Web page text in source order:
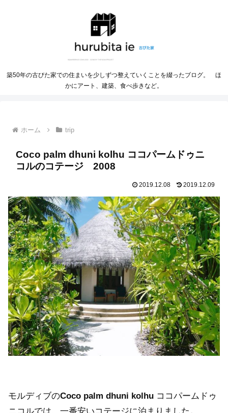
築50年の古びた家での住まいを少しずつ整えていくことを綴ったブログ。 ほ
かにアート、建築、食べ歩きなど。
ホーム trip
Coco palm dhuni kolhu ココパームドゥニ
コルのコテージ 2008
2019.12.08 2019.12.09
モルディブのCoco palm dhuni kolhu ココパームドゥ